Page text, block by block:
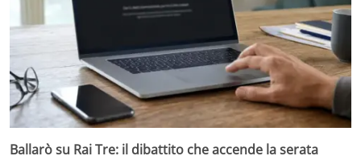
Ballarò su Rai Tre: il dibattito che accende la serata